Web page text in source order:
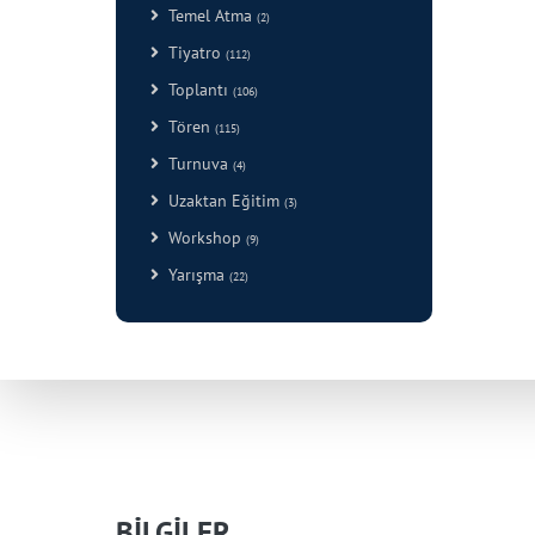
Temel Atma (2)
Tiyatro (112)
Toplantı (106)
Tören (115)
Turnuva (4)
Uzaktan Eğitim (3)
Workshop (9)
Yarışma (22)